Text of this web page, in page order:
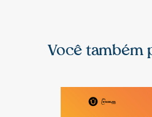
Você também